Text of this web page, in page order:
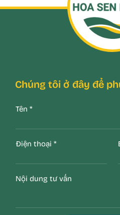
Chúng tôi ở đây để
Tên *
Điện thoại *
Nội dung tư vấn